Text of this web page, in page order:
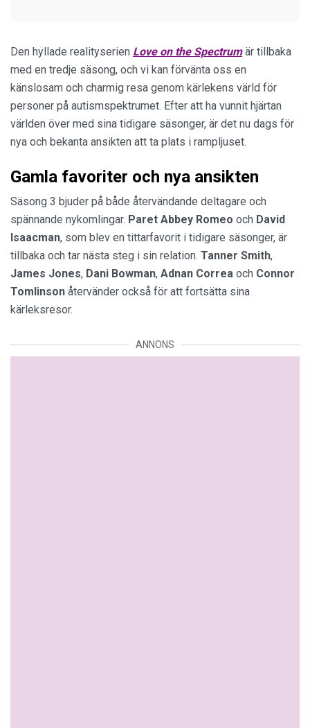
Den hyllade realityserien Love on the Spectrumär tillbaka
med en tredje säsong, och vi kan förvänta oss en
känslosam och charmig resa genom kärlekens värld för
personer på autismspektrumet. Efter att ha vunnit hjärtan
världen över med sina tidigare säsonger, är det nu dags för
nya och bekanta ansikten att ta plats i rampljuset.
Gamla favoriter och nya ansikten
Säsong 3 bjuder på både återvändande deltagare och
spännande nykomlingar. Paret Abbey Romeo och David
Isaacman, som blev en tittarfavorit i tidigare säsonger, är
tillbaka och tar nästa steg i sin relation. Tanner Smith,
James Jones, Dani Bowman, Adnan Correa och Connor
Tomlinson återvänder också för att fortsätta sina
kärleksresor.
ANNONS